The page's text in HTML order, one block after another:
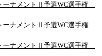
ーナメントⅡ予選WC選手権
ーナメントⅡ予選WC選手権
ーナメントⅡ予選WC選手権